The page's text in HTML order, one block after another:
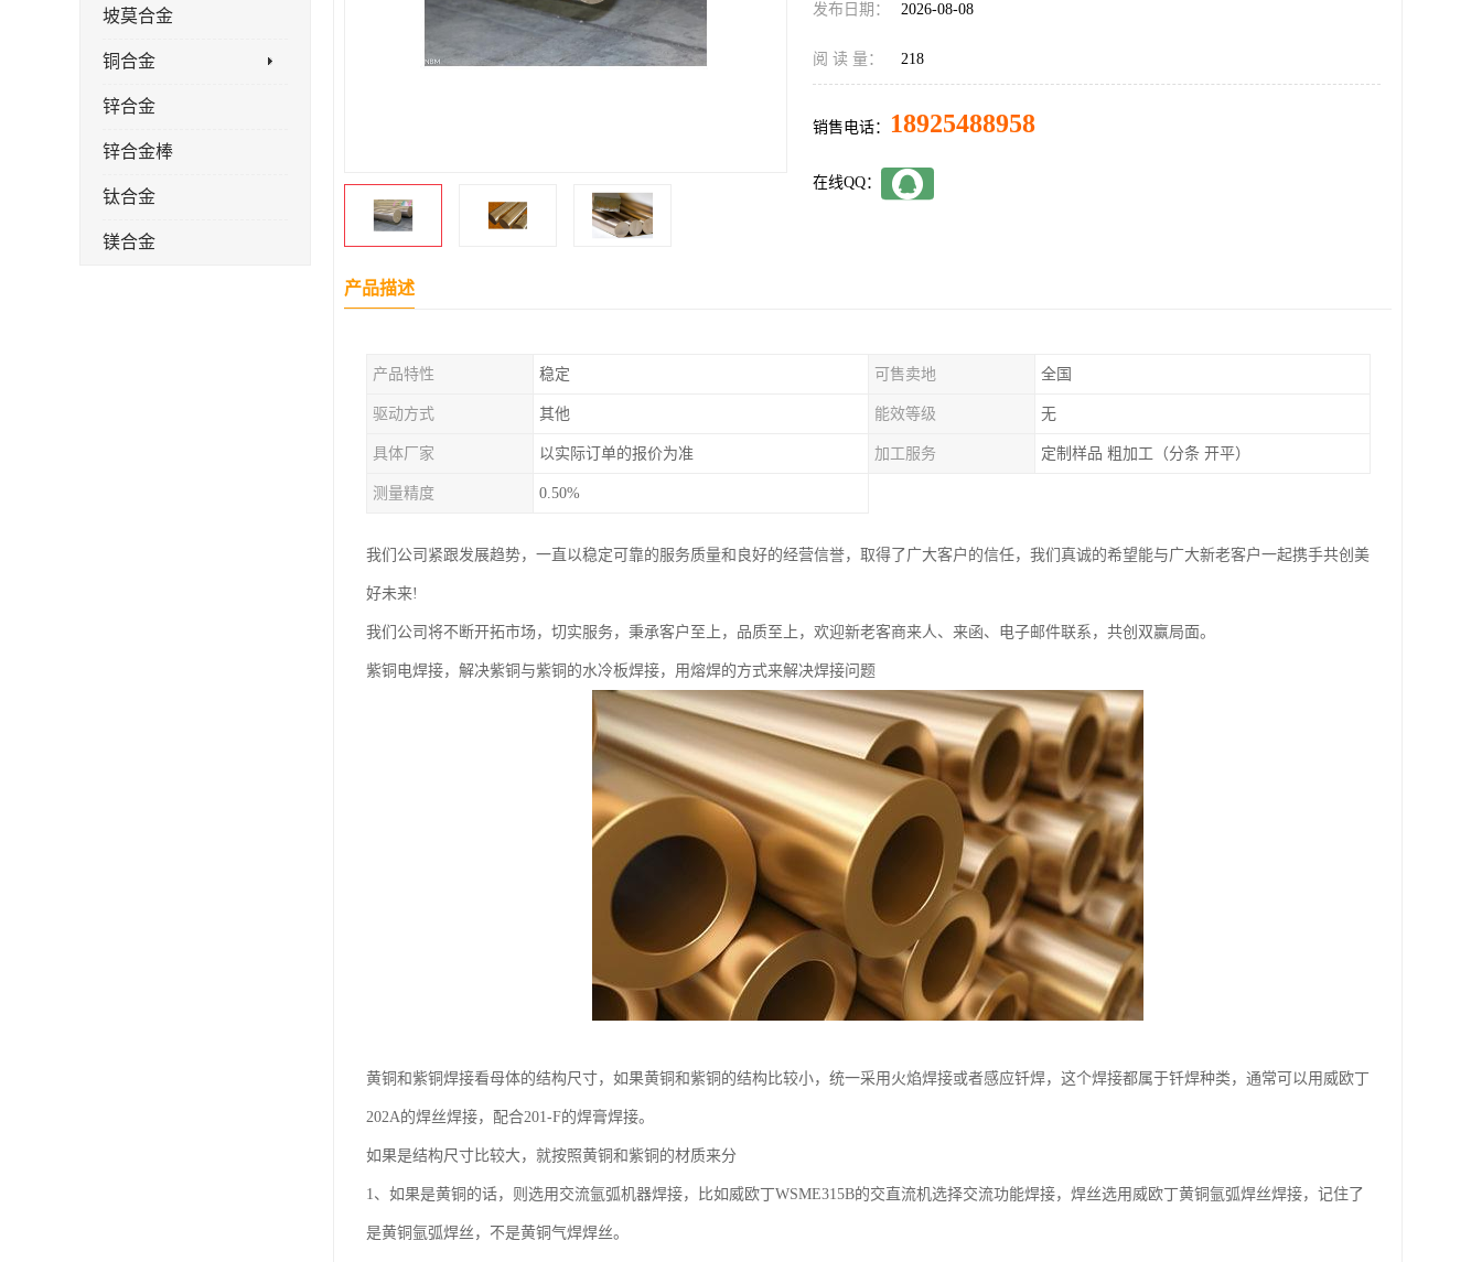
坡莫合金
铜合金
锌合金
锌合金棒
钛合金
镁合金
发布日期： 2026-08-08
阅 读 量： 218
销售电话： 18925488958
在线QQ：
产品描述
产品特性 稳定 可售卖地 全国
驱动方式 其他 能效等级 无
具体厂家 以实际订单的报价为准 加工服务 定制样品 粗加工（分条 开平）
测量精度 0.50%
我们公司紧跟发展趋势，一直以稳定可靠的服务质量和良好的经营信誉，取得了广大客户的信任，我们真诚的希望能与广大新老客户一起携手共创美
好未来!
我们公司将不断开拓市场，切实服务，秉承客户至上，品质至上，欢迎新老客商来人、来函、电子邮件联系，共创双赢局面。
紫铜电焊接，解决紫铜与紫铜的水冷板焊接，用熔焊的方式来解决焊接问题
黄铜和紫铜焊接看母体的结构尺寸，如果黄铜和紫铜的结构比较小，统一采用火焰焊接或者感应钎焊，这个焊接都属于钎焊种类，通常可以用威欧丁
202A的焊丝焊接，配合201-F的焊膏焊接。
如果是结构尺寸比较大，就按照黄铜和紫铜的材质来分
1、如果是黄铜的话，则选用交流氩弧机器焊接，比如威欧丁WSME315B的交直流机选择交流功能焊接，焊丝选用威欧丁黄铜氩弧焊丝焊接，记住了
是黄铜氩弧焊丝，不是黄铜气焊焊丝。